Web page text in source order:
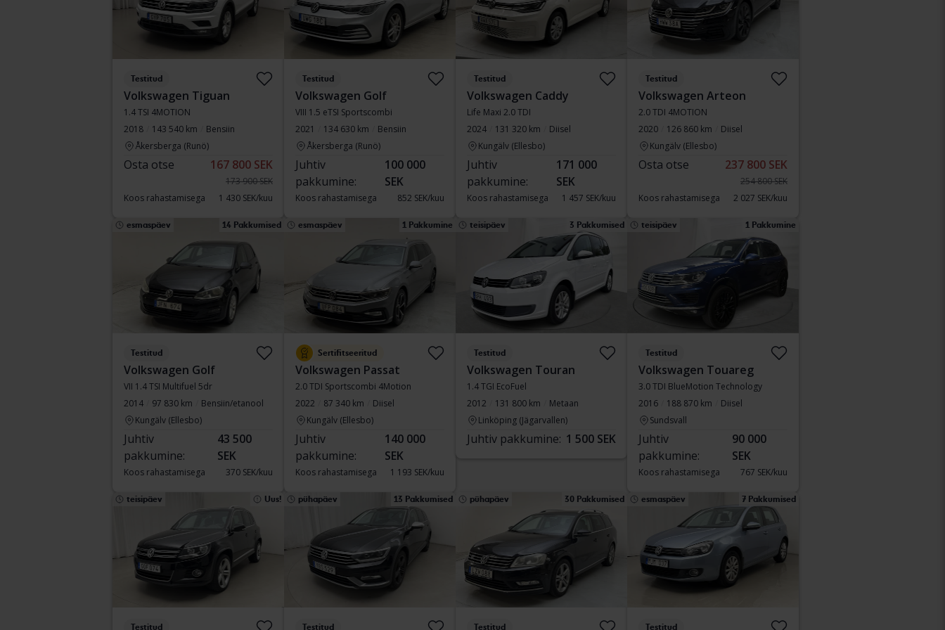
Testitud
Volkswagen Tiguan
1.4 TSI 4MOTION
2018
143 540 km
Bensiin
Åkersberga (Runö)
Osta otse 167 800 SEK
173 900 SEK
Koos rahastamisega
1 430 SEK/kuu
Testitud
Volkswagen Golf
VIII 1.5 eTSI Sportscombi
2021
134 630 km
Bensiin
Åkersberga (Runö)
Juhtiv
pakkumine:
100 000
SEK
Koos rahastamisega 852 SEK/kuu
Testitud
Volkswagen Caddy
Life Maxi 2.0 TDI
2024
131 320 km
Diisel
Kungälv (Ellesbo)
Juhtiv
pakkumine:
171 000
SEK
Koos rahastamisega 1 457 SEK/kuu
Testitud
Volkswagen Arteon
2.0 TDI 4MOTION
2020
126 860 km
Diisel
Kungälv (Ellesbo)
Osta otse 237 800 SEK
254 800 SEK
Koos rahastamisega
2 027 SEK/kuu
esmaspäev 14 Pakkumised
Testitud
Volkswagen Golf
VII 1.4 TSI Multifuel 5dr
2014
97 830 km
Bensiin/etanool
Kungälv (Ellesbo)
Juhtiv
pakkumine:
43 500
SEK
Koos rahastamisega 370 SEK/kuu
esmaspäev 1 Pakkumine
Sertifitseeritud
Volkswagen Passat
2.0 TDI Sportscombi 4Motion
2022
87 340 km
Diisel
Kungälv (Ellesbo)
Juhtiv
pakkumine:
140 000
SEK
Koos rahastamisega 1 193 SEK/kuu
teisipäev 3 Pakkumised
Testitud
Volkswagen Touran
1.4 TGI EcoFuel
2012
131 800 km
Metaan
Linköping (Jägarvallen)
Juhtiv pakkumine: 1 500 SEK
teisipäev 1 Pakkumine
Testitud
Volkswagen Touareg
3.0 TDI BlueMotion Technology
2016
188 870 km
Diisel
Sundsvall
Juhtiv
pakkumine:
90 000
SEK
Koos rahastamisega 767 SEK/kuu
teisipäev Uus!
Testitud
pühapäev 13 Pakkumised
Testitud
pühapäev 30 Pakkumised
Testitud
esmaspäev 7 Pakkumised
Testitud